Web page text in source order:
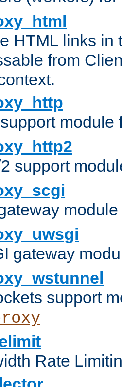
HTML links in
from
module
support
gateway
support
Rate